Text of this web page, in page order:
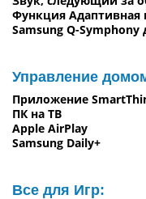
Функция Адаптивная
Samsung Q-Symphony
Управление
Приложение
ПК на ТВ
Apple AirPlay
Samsung Daily+
Все для Игр: